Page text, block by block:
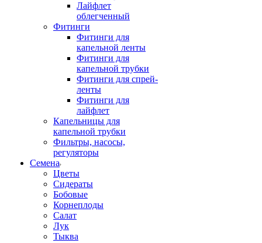
Лайфлет
облегченный
Фитинги
Фитинги для
капельной ленты
Фитинги для
капельной трубки
Фитинги для спрей-
ленты
Фитинги для
лайфлет
Капельницы для
капельной трубки
Фильтры, насосы,
регуляторы
Семена
Цветы
Сидераты
Бобовые
Корнеплоды
Салат
Лук
Тыква